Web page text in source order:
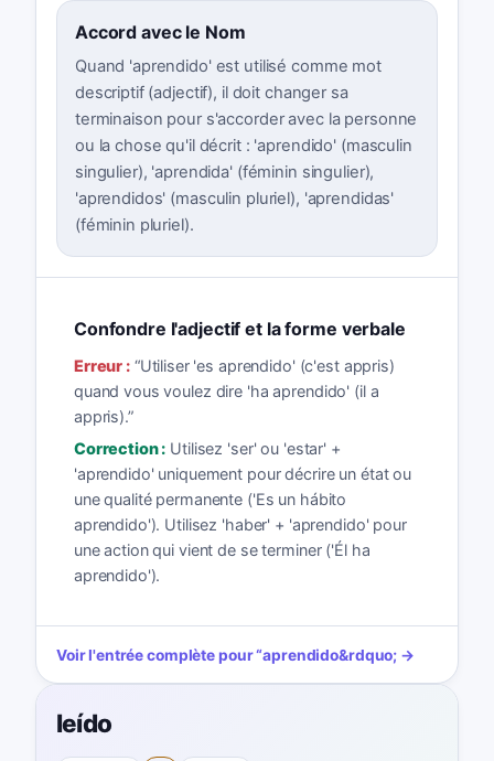
Accord avec le Nom
Quand 'aprendido' est utilisé comme mot
descriptif (adjectif), il doit changer sa
terminaison pour s'accorder avec la personne
ou la chose qu'il décrit : 'aprendido' (masculin
singulier), 'aprendida' (féminin singulier),
'aprendidos' (masculin pluriel), 'aprendidas'
(féminin pluriel).
Confondre l'adjectif et la forme verbale
Erreur :“Utiliser 'es aprendido' (c'est appris)
quand vous voulez dire 'ha aprendido' (il a
appris).”
Correction : Utilisez 'ser' ou 'estar' +
'aprendido' uniquement pour décrire un état ou
une qualité permanente ('Es un hábito
aprendido'). Utilisez 'haber' + 'aprendido' pour
une action qui vient de se terminer ('Él ha
aprendido').
Voir l'entrée complète pour“aprendido&rdquo; →
leído